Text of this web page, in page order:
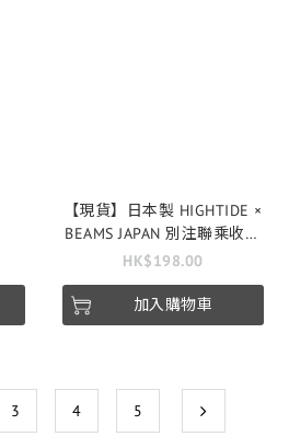
【現貨】日本製 HIGHTIDE ×
BEAMS JAPAN 別注聯乘收納
袋
HK$198.00
加入購物車
3 4 5